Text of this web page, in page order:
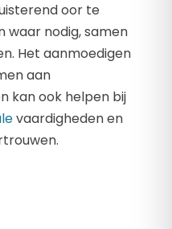
oor te
waar nodig, samen
Het aanmoedigen
aan
kan ook helpen bij
vaardigheden en